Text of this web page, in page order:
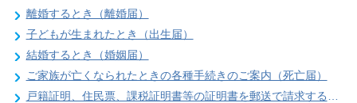
離婚するとき（離婚届）
子どもが生まれたとき（出生届）
結婚するとき（婚姻届）
ご家族が亡くなられたときの各種手続きのご案内（死亡届）
戸籍証明、住民票、課税証明書等の証明書を郵送で請求する際の本人確認